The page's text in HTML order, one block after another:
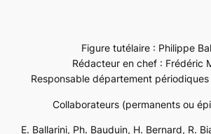
Figure tutélaire : Philippe
Rédacteur en chef : Frédéric
Responsable département
Collaborateurs (permanents ou
E. Ballarini, Ph. Bauduin, H. Bernard, R.